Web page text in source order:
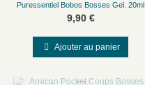
Puressentiel Bobos Bosses Gel. 20ml
9,90 €
Ajouter au panier